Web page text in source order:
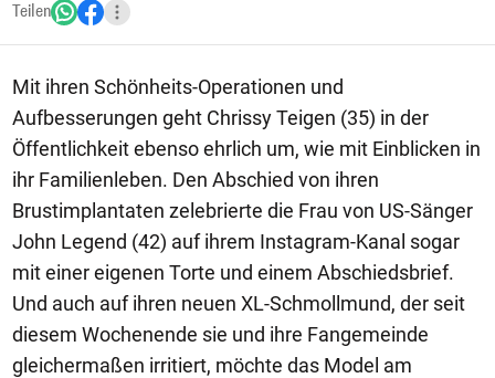
Teilen
Mit ihren Schönheits-Operationen und
Aufbesserungen geht Chrissy Teigen (35) in der
Öffentlichkeit ebenso ehrlich um, wie mit Einblicken in
ihr Familienleben. Den Abschied von ihren
Brustimplantaten zelebrierte die Frau von US-Sänger
John Legend (42) auf ihrem Instagram-Kanal sogar
mit einer eigenen Torte und einem Abschiedsbrief.
Und auch auf ihren neuen XL-Schmollmund, der seit
diesem Wochenende sie und ihre Fangemeinde
gleichermaßen irritiert, möchte das Model am